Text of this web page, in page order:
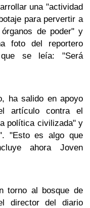
una "actividad
para pervertir a
de poder" y
foto del reportero
se leía: "Será
ha salido en apoyo
artículo contra el
política civilizada" y
"Esto es algo que
ahora Joven
torno al bosque de
director del diario